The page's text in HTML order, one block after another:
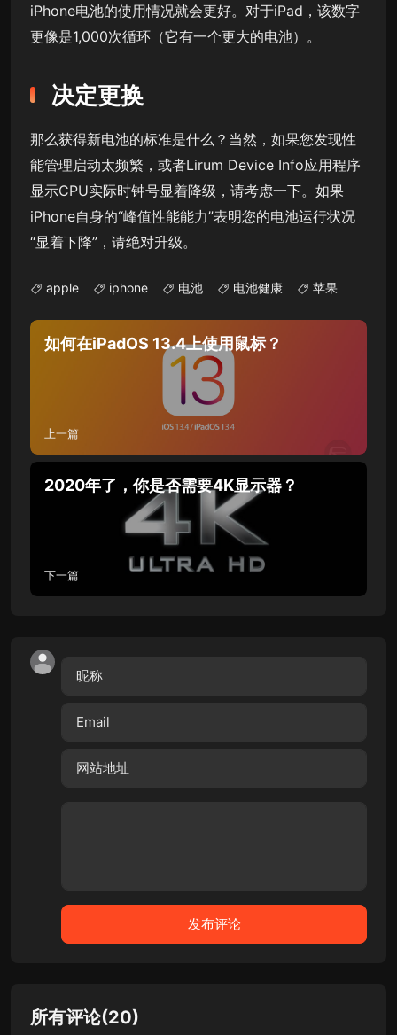
iPhone电池的使用情况就会更好。对于iPad，该数字
更像是1,000次循环（它有一个更大的电池）。
决定更换
那么获得新电池的标准是什么？当然，如果您发现性
能管理启动太频繁，或者Lirum Device Info应用程序
显示CPU实际时钟号显着降级，请考虑一下。如果
iPhone自身的“峰值性能能力”表明您的电池运行状况
“显着下降”，请绝对升级。
apple iphone 电池 电池健康 苹果
如何在iPadOS 13.4上使用鼠标？
上一篇
2020年了，你是否需要4K显示器？
下一篇
所有评论(20)